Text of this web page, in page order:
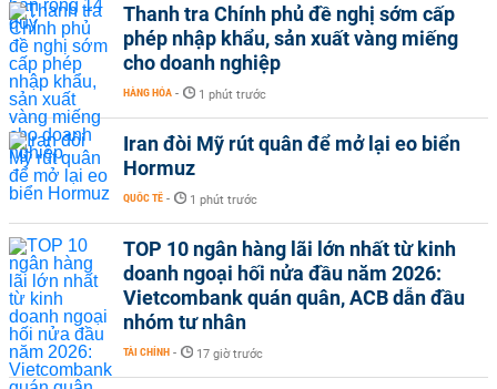
Thanh tra Chính phủ đề nghị sớm cấp
phép nhập khẩu, sản xuất vàng miếng
cho doanh nghiệp
HÀNG HÓA - 1 phút trước
Iran đòi Mỹ rút quân để mở lại eo biển
Hormuz
QUỐC TẾ - 1 phút trước
TOP 10 ngân hàng lãi lớn nhất từ kinh
doanh ngoại hối nửa đầu năm 2026:
Vietcombank quán quân, ACB dẫn đầu
nhóm tư nhân
TÀI CHÍNH - 17 giờ trước